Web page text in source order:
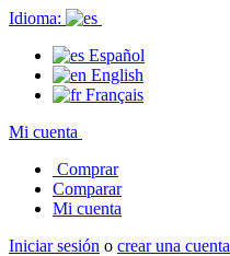
Idioma:
Español
English
Français
Mi cuenta
Comprar
Comparar
Mi cuenta
Iniciar sesión o crear una cuenta